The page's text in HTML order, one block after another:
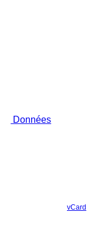
Données
vCard